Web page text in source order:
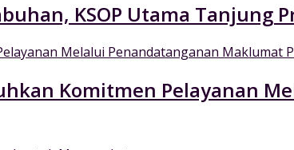
KSOP Utama Tanjung
Komitmen Pelayanan